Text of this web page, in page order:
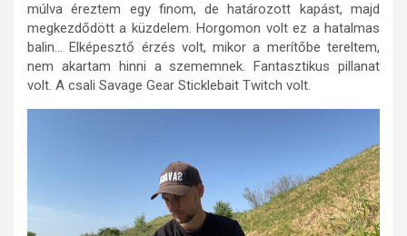
múlva éreztem egy finom, de határozott kapást, majd
megkezdődött a küzdelem. Horgomon volt ez a hatalmas
balin… Elképesztő érzés volt, mikor a merítőbe tereltem,
nem akartam hinni a szememnek. Fantasztikus pillanat
volt. A csali Savage Gear Sticklebait Twitch volt.